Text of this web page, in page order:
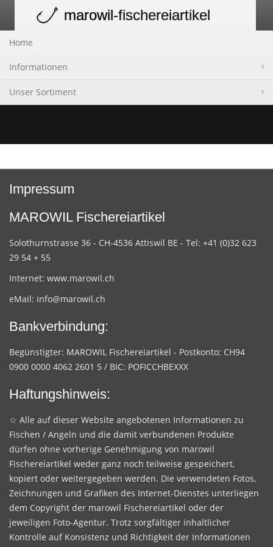
navigation
marowil-fischereiartikel
Home
Informationen
Unser Sortiment
Impressum
MAROWIL Fischereiartikel
Solothurnstrasse 36 - CH-4536 Attiswil BE - Tel: +41 (0)32 623
29 54 + 55
Internet: www.marowil.ch
eMail: info@marowil.ch
Bankverbindung:
Begünstigter: MAROWIL Fischereiartikel - Postkonto: CH94
0900 0000 4062 2601 5 / BIC: POFICCHBEXXX
Haftungshinweis:
☆ Alle auf dieser Website angebotenen Informationen zu
Fischen / Angeln und die damit verbundenen Produkte
dürfen ohne vorherige Genehmigung von marowil
Fischereiartikel weder ganz noch teilweise gespeichert,
kopiert oder weitergegeben werden. Die verwendeten Fotos,
Zeichnungen und Grafiken des Internet-Dienstes unterliegen
dem Copyright der marowil Fischereiartikel oder der
jeweiligen Foto-Agentur. Trotz sorgfältiger inhaltlicher
Kontrolle auf Konsistenz und Richtigkeit der Informationen